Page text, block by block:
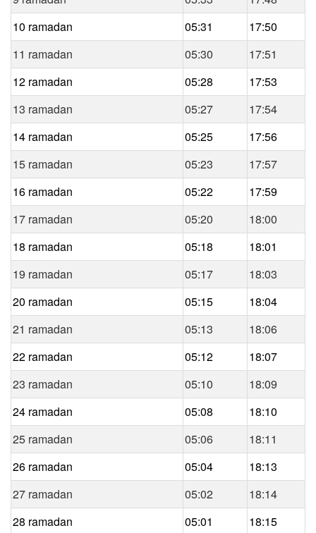
10 ramadan
05:31
17:50
11 ramadan
05:30
17:51
12 ramadan
05:28
17:53
13 ramadan
05:27
17:54
14 ramadan
05:25
17:56
15 ramadan
05:23
17:57
16 ramadan
05:22
17:59
17 ramadan
05:20
18:00
18 ramadan
05:18
18:01
19 ramadan
05:17
18:03
20 ramadan
05:15
18:04
21 ramadan
05:13
18:06
22 ramadan
05:12
18:07
23 ramadan
05:10
18:09
24 ramadan
05:08
18:10
25 ramadan
05:06
18:11
26 ramadan
05:04
18:13
27 ramadan
05:02
18:14
28 ramadan
05:01
18:15